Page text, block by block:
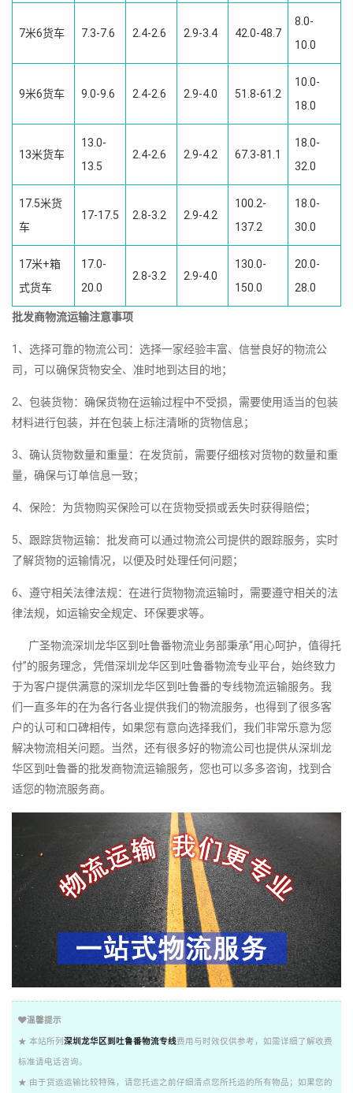
7米6货车 7.3-7.6 2.4-2.6 2.9-3.4 42.0-48.7
8.0-
10.0
9米6货车 9.0-9.6 2.4-2.6 2.9-4.0 51.8-61.2
10.0-
18.0
13米货车
13.0-
13.5
2.4-2.6 2.9-4.2 67.3-81.1
18.0-
32.0
17.5米货
车
17-17.5 2.8-3.2 2.9-4.2
100.2-
137.2
18.0-
30.0
17米+箱
式货车
17.0-
20.0
2.8-3.2 2.9-4.0
130.0-
150.0
20.0-
28.0
批发商物流运输注意事项
1、选择可靠的物流公司：选择一家经验丰富、信誉良好的物流公
司，可以确保货物安全、准时地到达目的地；
2、包装货物：确保货物在运输过程中不受损，需要使用适当的包装
材料进行包装，并在包装上标注清晰的货物信息；
3、确认货物数量和重量：在发货前，需要仔细核对货物的数量和重
量，确保与订单信息一致；
4、保险：为货物购买保险可以在货物受损或丢失时获得赔偿；
5、跟踪货物运输：批发商可以通过物流公司提供的跟踪服务，实时
了解货物的运输情况，以便及时处理任何问题；
6、遵守相关法律法规：在进行货物物流运输时，需要遵守相关的法
律法规，如运输安全规定、环保要求等。
广圣物流深圳龙华区到吐鲁番物流业务部秉承“用心呵护，值得托
付”的服务理念，凭借深圳龙华区到吐鲁番物流专业平台，始终致力
于为客户提供满意的深圳龙华区到吐鲁番的专线物流运输服务。我
们一直多年的在为各行各业提供我们的物流服务，也得到了很多客
户的认可和口碑相传，如果您有意向选择我们，我们非常乐意为您
解决物流相关问题。当然，还有很多好的物流公司也提供从深圳龙
华区到吐鲁番的批发商物流运输服务，您也可以多多咨询，找到合
适您的物流服务商。
温馨提示
★ 本站所列 深圳龙华区到吐鲁番物流专线费用与时效仅供参考，如需详细了解收费
标准请电话咨询。
★ 由于货运运输比较特殊，请您托运之前仔细清点您所托运的所有物品；如果您的